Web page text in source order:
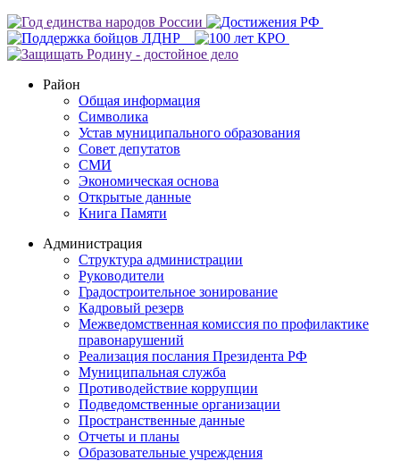
Район
Общая информация
Символика
Устав муниципального образования
Совет депутатов
СМИ
Экономическая основа
Открытые данные
Книга Памяти
Администрация
Структура администрации
Руководители
Градостроительное зонирование
Кадровый резерв
Межведомственная комиссия по профилактике
правонарушений
Реализация послания Президента РФ
Муниципальная служба
Противодействие коррупции
Подведомственные организации
Пространственные данные
Отчеты и планы
Образовательные учреждения